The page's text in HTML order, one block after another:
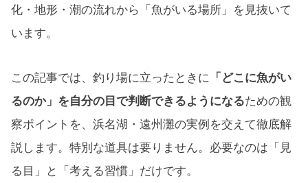
化・地形・潮の流れから「魚がいる場所」を見抜いて
います。
この記事では、釣り場に立ったときに 「どこに魚がい
るのか」を自分の目で判断できるようになるための観
察ポイントを、浜名湖・遠州灘の実例を交えて徹底解
説します。特別な道具は要りません。必要なのは「見
る目」と「考える習慣」だけです。